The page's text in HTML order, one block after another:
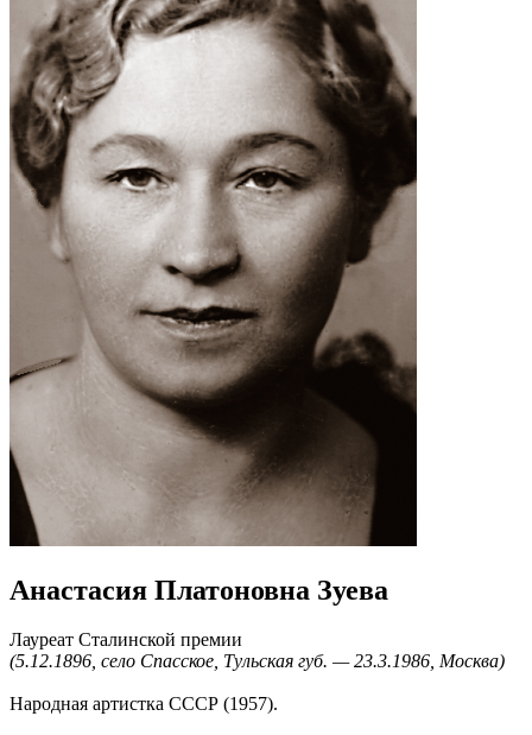
Анастасия Платоновна Зуева
Лауреат Сталинской премии
(5.12.1896, село Спасское, Тульская губ. — 23.3.1986, Москва)
Народная артистка СССР (1957).